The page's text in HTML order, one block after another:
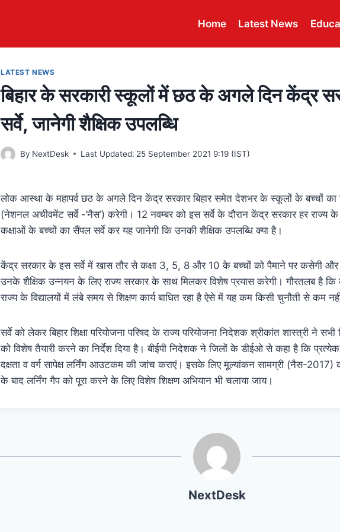
Home Latest News
LATEST NEWS
बिहार के सरकारी स्कूलों में छठ के अगले दिन केंद्र
सर्वे, जानेगी शैक्षिक उपलब्धि
By NextDesk Last Updated: 25 September 2021 9:19 (IST)
लोक आस्था के महापर्व छठ के अगले दिन केंद्र सरकार बिहार समेत देशभर के स्कूलों के बच्चों का
(नेशनल अचीवमेंट सर्वे -‘नैस’) करेगी। 12 नवम्बर को इस सर्वे के दौरान केंद्र सरकार हर राज्य
कक्षाओं के बच्चों का सैंपल सर्वे कर यह जानेगी कि उनकी शैक्षिक उपलब्धि क्या है।
केंद्र सरकार के इस सर्वे में खास तौर से कक्षा 3, 5, 8 और 10 के बच्चों को पैमाने पर कसेगी
उनके शैक्षिक उन्नयन के लिए राज्य सरकार के साथ मिलकर विशेष प्रयास करेगी। गौरतलब है
राज्य के विद्यालयों में लंबे समय से शिक्षण कार्य बाधित रहा है ऐसे में यह कम किसी चुनौती से कम
सर्वे को लेकर बिहार शिक्षा परियोजना परिषद के राज्य परियोजना निदेशक श्रीकांत शास्त्री ने सभी
को विशेष तैयारी करने का निर्देश दिया है। बीईपी निदेशक ने जिलों के डीईओ से कहा है कि प्रत्येक
दक्षता व वर्ग सापेक्ष लर्निंग आउटकम की जांच कराएं। इसके लिए मूल्यांकन सामग्री (नैस-
के बाद लर्निंग गैप को पूरा करने के लिए विशेष शिक्षण अभियान भी चलाया जाय।
NextDesk